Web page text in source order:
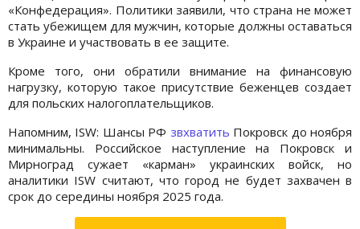
«Конфедерация». Политики заявили, что страна не может
стать убежищем для мужчин, которые должны оставаться
в Украине и участвовать в ее защите.
Кроме того, они обратили внимание на финансовую
нагрузку, которую такое присутствие беженцев создает
для польских налогоплательщиков.
Напомним, ISW: Шансы РФ звхватить Покровск до ноября
минимальны. Российское наступление на Покровск и
Мирноград сужает «карман» украинских войск, но
аналитики ISW считают, что город не будет захвачен в
срок до середины ноября 2025 года.